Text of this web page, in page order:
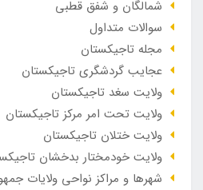
شمالگان و شفق قطبی
سوالات متداول
مجله تاجیکستان
عجایب گردشگری تاجیکستان
ولایت سغد تاجیکستان
ولایت تحت امر مرکز تاجیکستان
ولایت ختلان تاجیکستان
ولایت خودمختار بدخشان
شهرها و مراکز نواحی ولایات